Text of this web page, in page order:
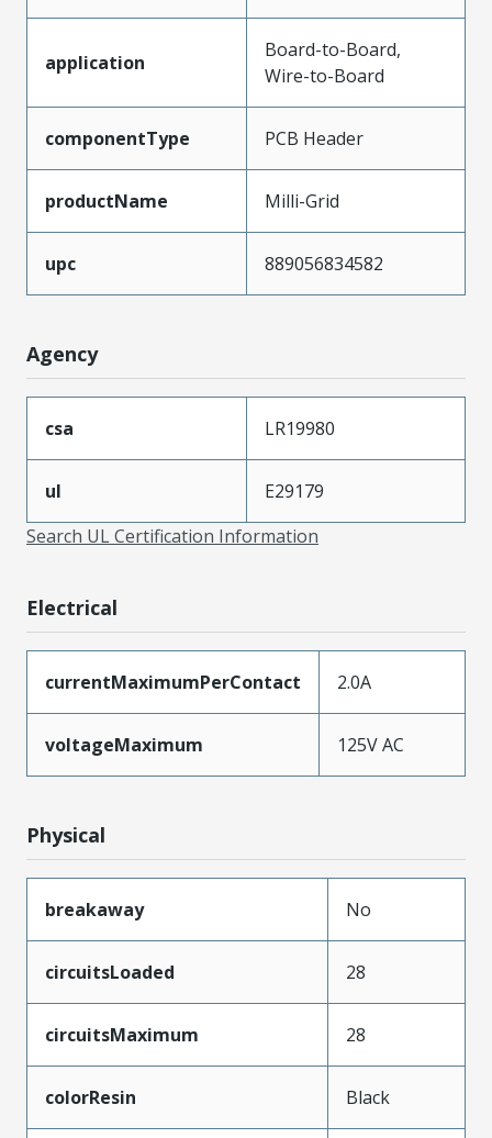
application
Board-to-Board,
Wire-to-Board
componentType PCB Header
productName Milli-Grid
upc 889056834582
Agency
csa LR19980
ul
E29179
Search UL Certification Information
Electrical
currentMaximumPerContact 2.0A
voltageMaximum 125V AC
Physical
breakaway No
circuitsLoaded 28
circuitsMaximum 28
colorResin Black